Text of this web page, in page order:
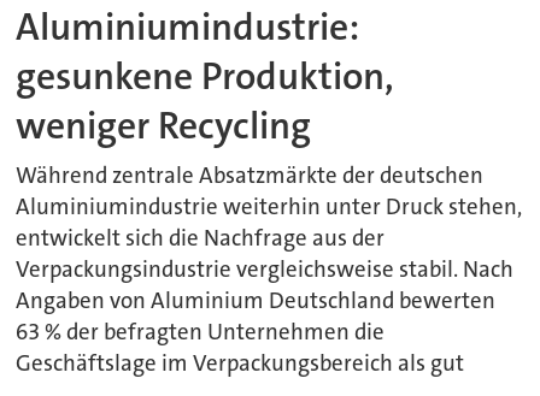
Aluminiumindustrie:
gesunkene Produktion,
weniger Recycling
Während zentrale Absatzmärkte der deutschen
Aluminiumindustrie weiterhin unter Druck stehen,
entwickelt sich die Nachfrage aus der
Verpackungsindustrie vergleichsweise stabil. Nach
Angaben von Aluminium Deutschland bewerten
63 % der befragten Unternehmen die
Geschäftslage im Verpackungsbereich als gut